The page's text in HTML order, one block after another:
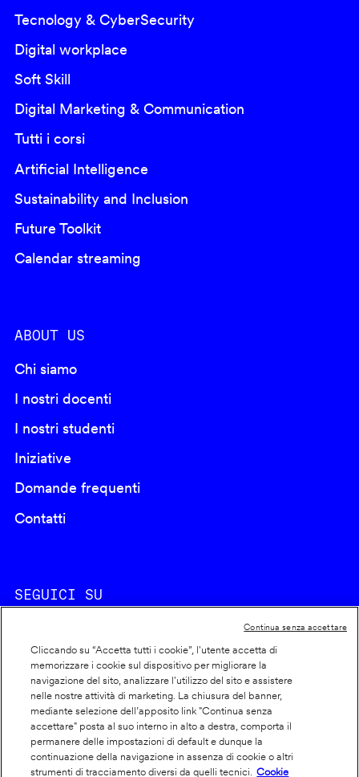
Tecnology & CyberSecurity
Digital workplace
Soft Skill
Digital Marketing & Communication
Tutti i corsi
Artificial Intelligence
Sustainability and Inclusion
Future Toolkit
Calendar streaming
ABOUT US
Chi siamo
I nostri docenti
I nostri studenti
Iniziative
Domande frequenti
Contatti
SEGUICI SU
Footer
info
Cookie policy
Dichiarazione di accessibilità
Privacy
Cliccando su “Accetta tutti i cookie”, l'utente accetta di
memorizzare i cookie sul dispositivo per migliorare la
navigazione del sito, analizzare l'utilizzo del sito e assistere
nelle nostre attività di marketing. La chiusura del banner,
mediante selezione dell’apposito link "Continua senza
accettare" posta al suo interno in alto a destra, comporta il
permanere delle impostazioni di default e dunque la
continuazione della navigazione in assenza di cookie o altri
strumenti di tracciamento diversi da quelli tecnici.
Cookie
Continua senza accettare